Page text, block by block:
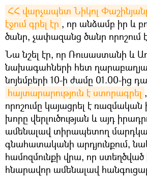
ՀՀ վարչապետ Նիկոլ Փաշինյանը
էջում գրել էր , որ անձամբ իր և
ծանր, չափազանց ծանր որոշում
Նա նշել էր, որ Ռուսաստանի և
նախագահների հետ
նոյեմբերի 10-ի ժամը 01.00-ից
հայտարարություն է ստորագրել
որոշումը կայացրել է ռազմական
խորը վերլուծության և այդ
ամենալավ տիրապետող
գնահատականի արդյունքում,
համոզմունքի վրա, որ
հնարավոր ամենալավ